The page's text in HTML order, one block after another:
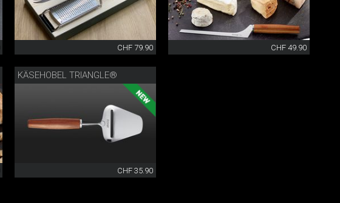
CHF 79.90 CHF 49.90
KÄSEHOBEL TRIANGLE®
CHF 35.90